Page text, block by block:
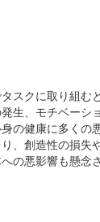
スクに取り組む
生、モチベーシ
の健康に多くの
、創造性の損失
の悪影響も懸念